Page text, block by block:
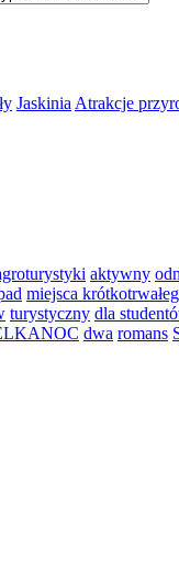
Jaskinia Atrakcje
aktywny
miejsca
turystyczny dla
dwa romans